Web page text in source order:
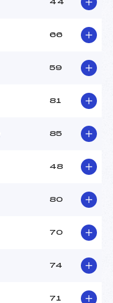
44
66
59
81
85
48
80
70
74
71